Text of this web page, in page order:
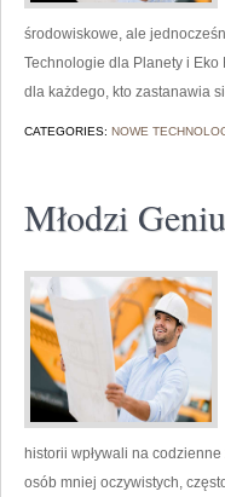
środowiskowe, ale
Technologie dla Planety i
dla każdego, kto zastanawia
CATEGORIES: NOWE
Młodzi
historii wpływali na
osób mniej oczywistych,